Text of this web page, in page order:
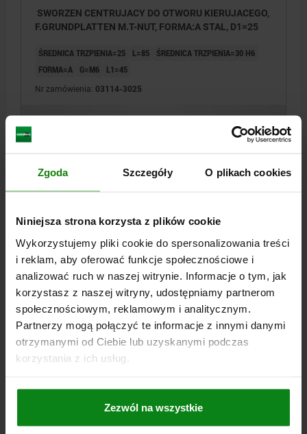
Zgoda Szczegóły O plikach cookies
Niniejsza strona korzysta z plików cookie
Wykorzystujemy pliki cookie do spersonalizowania treści
i reklam, aby oferować funkcje społecznościowe i
analizować ruch w naszej witrynie. Informacje o tym, jak
korzystasz z naszej witryny, udostępniamy partnerom
społecznościowym, reklamowym i analitycznym.
Partnerzy mogą połączyć te informacje z innymi danymi
otrzymanymi od Ciebie lub uzyskanymi podczas
korzystania z ich usług.
Zezwól na wszystkie
SWORZEN CENTRUJACY DO OTWORU KIERUJACEGO,
F.GRUNDPLATTEN M.T-NUT, FORMA:A STAL, D1=25
ŚREDNICA TRZPIENIA=25 L=85
ŚREDNICA TRZPIENIA=30 H6
FORMA=A
G=M6 L1=45
Nr zamówienia: 03114-3025
SZCZEGÓŁY
SWORZEN CENTRUJACY DO OTWORU KIERUJACEGO,
F.GRUNDPLATTEN M.T-NUT, FORMA:B STAL, D1=20
ŚREDNICA TRZPIENIA=20 L=75
ŚREDNICA TRZPIENIA=30H6
FORMA=B
G=M8 L1=35
plus koszty wysyłki